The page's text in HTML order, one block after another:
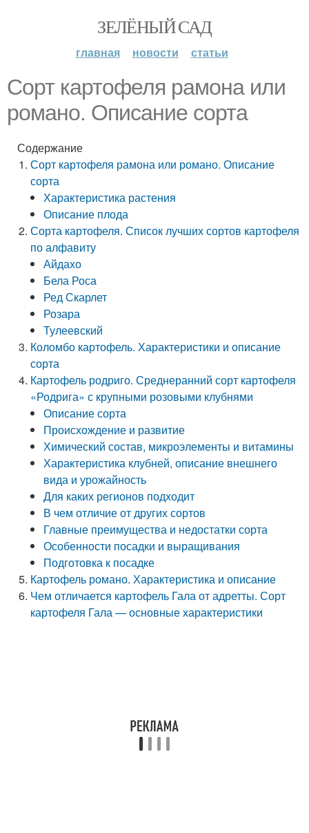
ЗЕЛЁНЫЙ САД
главная новости статьи
Сорт картофеля рамона или
романо. Описание сорта
Содержание
Сорт картофеля рамона или романо. Описание
сорта
Характеристика растения
Описание плода
Сорта картофеля. Список лучших сортов картофеля
по алфавиту
Айдахо
Бела Роса
Ред Скарлет
Розара
Тулеевский
Коломбо картофель. Характеристики и описание
сорта
Картофель родриго. Среднеранний сорт картофеля
«Родрига» с крупными розовыми клубнями
Описание сорта
Происхождение и развитие
Химический состав, микроэлементы и витамины
Характеристика клубней, описание внешнего
вида и урожайность
Для каких регионов подходит
В чем отличие от других сортов
Главные преимущества и недостатки сорта
Особенности посадки и выращивания
Подготовка к посадке
Картофель романо. Характеристика и описание
Чем отличается картофель Гала от адретты. Сорт
картофеля Гала — основные характеристики